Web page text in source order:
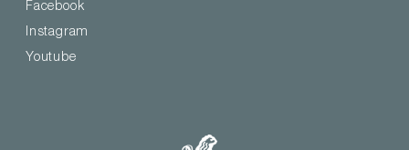
Facebook
Instagram
Youtube